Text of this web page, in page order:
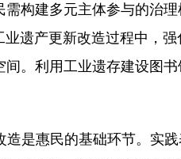
建多元主体参与的治
遗产更新改造过程中，
。利用工业遗存建设图
惠民的基础环节。实